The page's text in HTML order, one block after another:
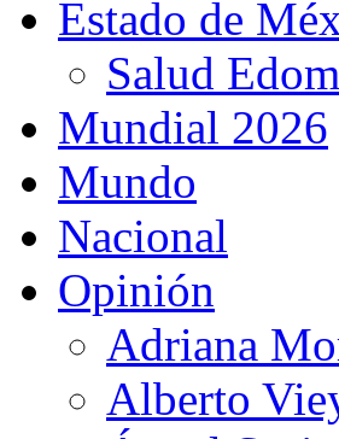
Estado de
Salud
Mundial 2026
Mundo
Nacional
Opinión
Adriana
Alberto